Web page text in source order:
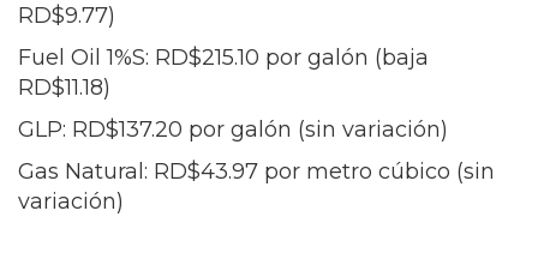
RD$9.77)
Fuel Oil 1%S: RD$215.10 por galón (baja
RD$11.18)
GLP: RD$137.20 por galón (sin variación)
Gas Natural: RD$43.97 por metro cúbico (sin
variación)